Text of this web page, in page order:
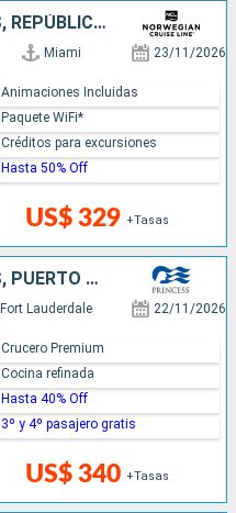
ESTADOS UNIDOS, BAHAMAS, REPÚBLICA DOMINICANA
Miami 23/11/2026
US$ 329 +Tasas
Animaciones Incluidas
Paquete WiFi*
Créditos para excursiones
Hasta 50% Off
ESTADOS UNIDOS, BAHAMAS, PUERTO RICO, REPÚBLICA DOMINICANA
Fort Lauderdale 22/11/2026
US$ 340 +Tasas
Crucero Premium
Cocina refinada
Hasta 40% Off
3º y 4º pasajero gratis